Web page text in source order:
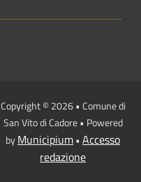
Copyright © 2026 • Comune di
San Vito di Cadore • Powered
byMunicipium• Accesso
redazione